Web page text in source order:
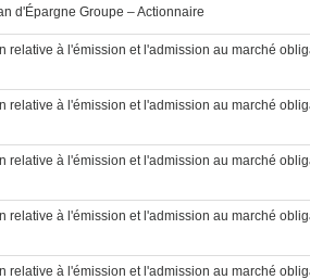
d'Épargne Groupe – Actionnaire
relative à l'émission et l'admission au marché
relative à l'émission et l'admission au marché
relative à l'émission et l'admission au marché
relative à l'émission et l'admission au marché
relative à l'émission et l'admission au marché